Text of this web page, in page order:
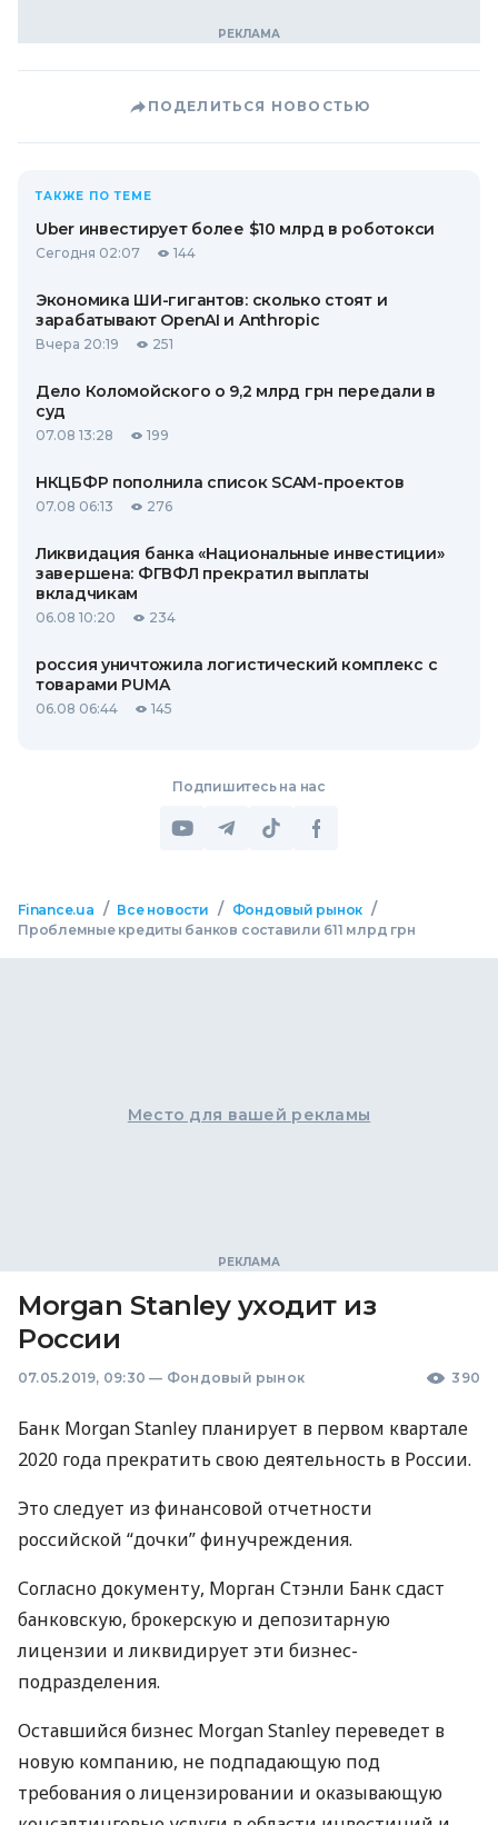
ПОДЕЛИТЬСЯ НОВОСТЬЮ
ТАКЖЕ ПО ТЕМЕ
Uber инвестирует более $10 млрд в роботокси
Сегодня 02:07 144
Экономика ШИ-гигантов: сколько стоят и
зарабатывают OpenAI и Anthropic
Вчера 20:19 251
Дело Коломойского о 9,2 млрд грн передали в
суд
07.08 13:28 199
НКЦБФР пополнила список SCAM-проектов
07.08 06:13 276
Ликвидация банка «Национальные инвестиции»
завершена: ФГВФЛ прекратил выплаты
вкладчикам
06.08 10:20 234
россия уничтожила логистический комплекс с
товарами PUMA
06.08 06:44 145
Подпишитесь на нас
Finance.ua / Все новости / Фондовый рынок /
Проблемные кредиты банков составили 611 млрд грн
Место для вашей рекламы
Morgan Stanley уходит из
России
07.05.2019, 09:30 — Фондовый рынок 390
Банк Morgan Stanley планирует в первом квартале
2020 года прекратить свою деятельность в России.
Это следует из финансовой отчетности
российской “дочки” финучреждения.
Согласно документу, Морган Стэнли Банк сдаст
банковскую, брокерскую и депозитарную
лицензии и ликвидирует эти бизнес-
подразделения.
Оставшийся бизнес Morgan Stanley переведет в
новую компанию, не подпадающую под
требования о лицензировании и оказывающую